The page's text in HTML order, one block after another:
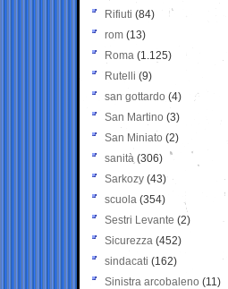
Rifiuti (84)
rom (13)
Roma (1.125)
Rutelli (9)
san gottardo (4)
San Martino (3)
San Miniato (2)
sanità (306)
Sarkozy (43)
scuola (354)
Sestri Levante (2)
Sicurezza (452)
sindacati (162)
Sinistra arcobaleno (11)